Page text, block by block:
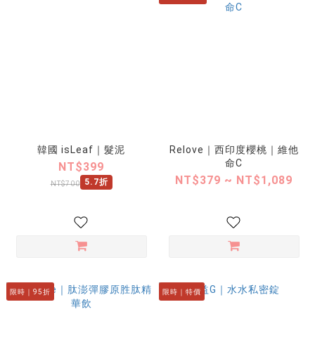
韓國 isLeaf｜髮泥
NT$399
NT$700 5.7折
Relove｜西印度櫻桃｜維他
命C
NT$379 ~ NT$1,089
限時｜95折 限時｜特價